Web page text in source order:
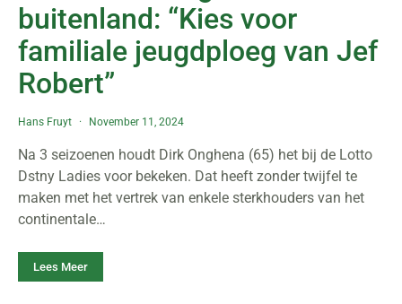
buitenland: “Kies voor
familiale jeugdploeg van Jef
Robert”
Hans Fruyt November 11, 2024
Na 3 seizoenen houdt Dirk Onghena (65) het bij de Lotto
Dstny Ladies voor bekeken. Dat heeft zonder twijfel te
maken met het vertrek van enkele sterkhouders van het
continentale…
Lees Meer